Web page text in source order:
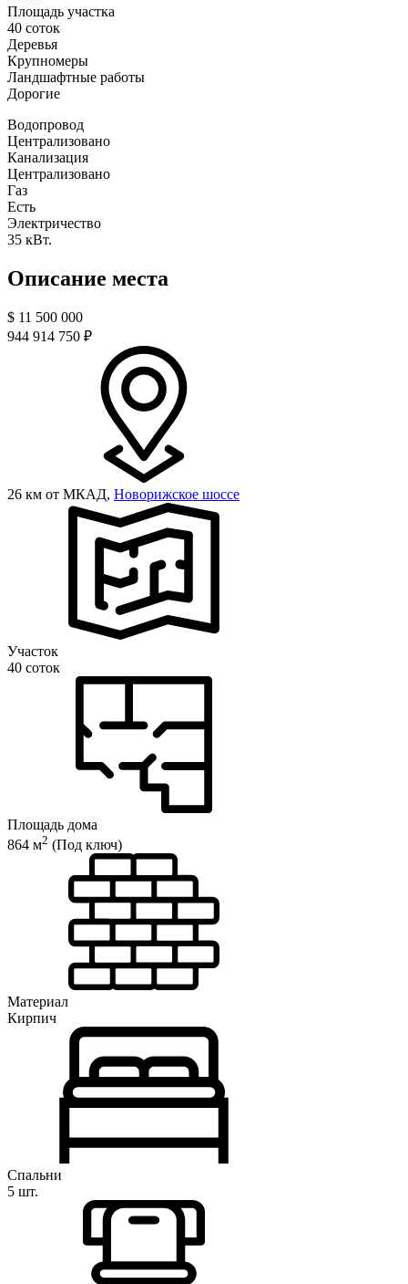
Площадь участка
40 соток
Деревья
Крупномеры
Ландшафтные работы
Дорогие
Водопровод
Централизовано
Канализация
Централизовано
Газ
Есть
Электричество
35 кВт.
Описание места
$ 11 500 000
944 914 750 ₽
26 км от МКАД, Новорижское шоссе
Участок
40 соток
Площадь дома
864 м2 (Под ключ)
Материал
Кирпич
Спальни
5 шт.